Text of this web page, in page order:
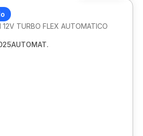
12V TURBO FLEX AUTOMATICO
AUTOMAT.